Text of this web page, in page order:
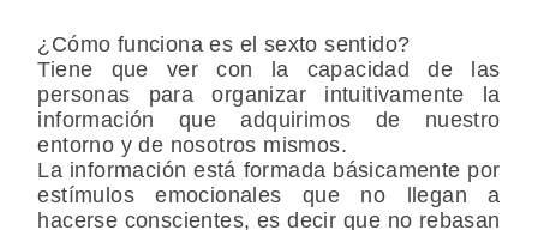
¿Cómo funciona es el sexto sentido?
Tiene que ver con la capacidad de las
personas para organizar intuitivamente la
información que adquirimos de nuestro
entorno y de nosotros mismos.
La información está formada básicamente por
estímulos emocionales que no llegan a
hacerse conscientes, es decir que no rebasan